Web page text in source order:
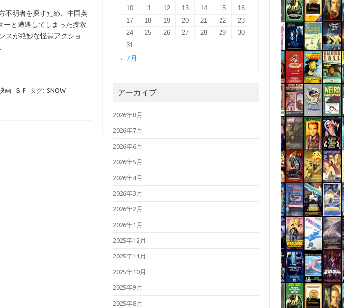
者を探すため、中国奥
ーと遭遇してしまった捜索
スが絶妙な怪獣アクショ
画 ＳＦ タグ: SNOW
10
11 12 13 14 15
16
17
18 19 20 21 22
23
24
25 26 27 28 29
30
31
« 7月
アーカイブ
2026年8月
2026年7月
2026年6月
2026年5月
2026年4月
2026年3月
2026年2月
2026年1月
2025年12月
2025年11月
2025年10月
2025年9月
2025年8月